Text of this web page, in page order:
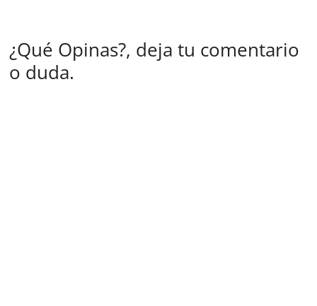
¿Qué Opinas?, deja tu comentario
o duda.